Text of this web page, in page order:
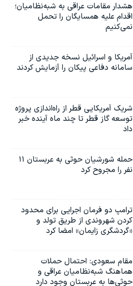
هشدار مقامات عراقی به شبه‌نظامیان؛
اقدام علیه همسایگان را تحمل
نمی‌کنیم
آمریکا و اسرائیل نسخه جدیدی از
سامانه دفاعی پیکان را آزمایش کردند
شریک آمریکایی قطر از راه‌اندازی پروژه
توسعه گاز قطر تا چند ماه آینده خبر
داد
حمله شورشیان حوثی به عربستان ۱۱
نفر را مجروح کرد
ترامپ دو فرمان اجرایی برای محدود
کردن شهروندی از طریق تولد و
«گردشگری زایمان» امضا کرد
مقام سعودی: احتمال حملات
هماهنگ شبه‌نظامیان عراقی و
حوثی‌ها به عربستان وجود دارد